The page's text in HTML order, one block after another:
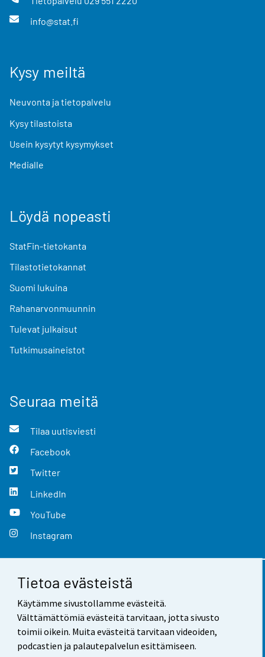
Tietoa evästeistä
Käytämme sivustollamme evästeitä.
Välttämättömiä evästeitä tarvitaan, jotta sivusto
toimii oikein. Muita evästeitä tarvitaan videoiden,
podcastien ja palautepalvelun esittämiseen.
info@stat.fi
Kysy meiltä
Neuvonta ja tietopalvelu
Kysy tilastoista
Usein kysytyt kysymykset
Medialle
Löydä nopeasti
StatFin-tietokanta
Tilastotietokannat
Suomi lukuina
Rahanarvonmuunnin
Tulevat julkaisut
Tutkimusaineistot
Seuraa meitä
Tilaa uutisviesti
Facebook
Twitter
LinkedIn
YouTube
Instagram
Yhteystiedot
Palaute
Käyttöehdot